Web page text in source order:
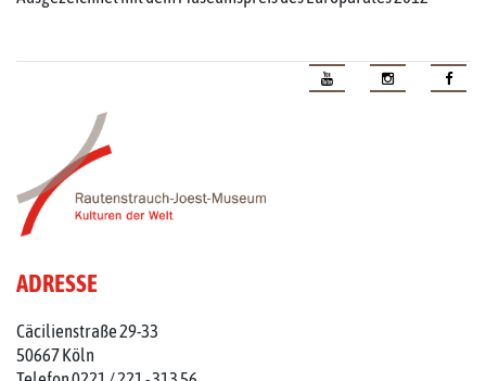
ADRESSE
Cäcilienstraße 29-33
50667 Köln